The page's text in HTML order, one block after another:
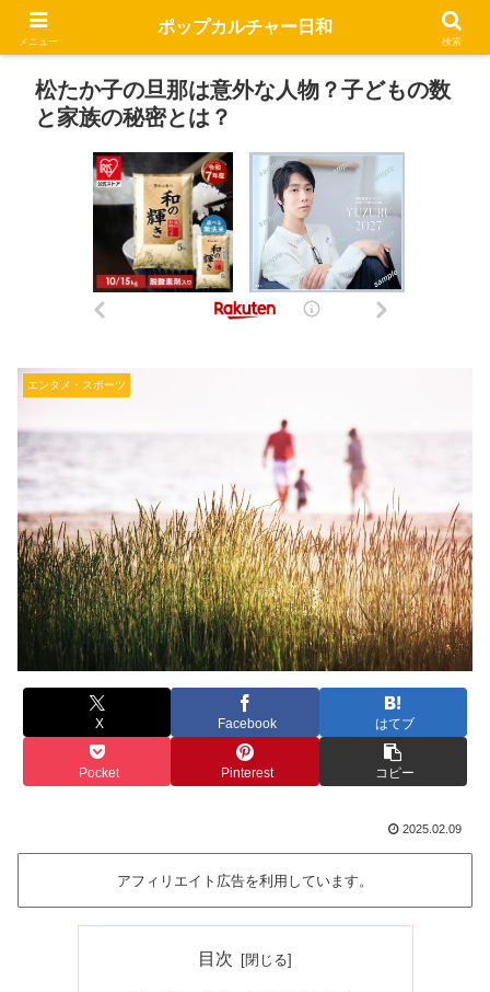
松たか子の旦那は意外な人物？子どもの数
と家族の秘密とは？
エンタメ・スポーツ
X Facebook はてブ
Pocket Pinterest コピー
2025.02.09
アフィリエイト広告を利用しています。
目次
メニュー
ポップカルチャー日和
検索